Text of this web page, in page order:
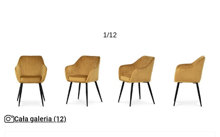
1/12
Cała galeria (12)